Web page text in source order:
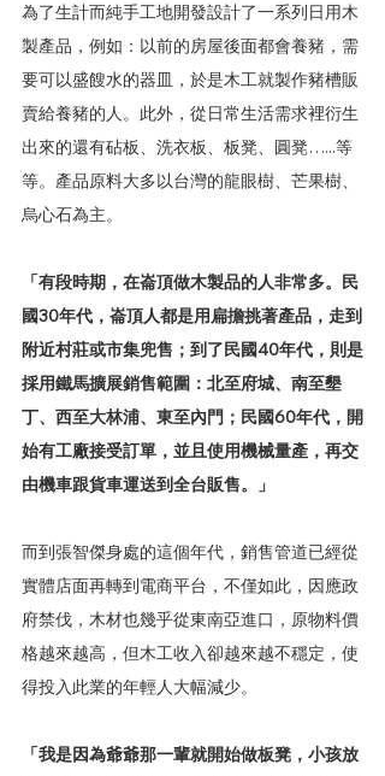
為了生計而純手工地開發設計了一系列日用木
製產品，例如：以前的房屋後面都會養豬，需
要可以盛餿水的器皿，於是木工就製作豬槽販
賣給養豬的人。此外，從日常生活需求裡衍生
出來的還有砧板、洗衣板、板凳、圓凳…...等
等。產品原料大多以台灣的龍眼樹、芒果樹、
烏心石為主。
「有段時期，在崙頂做木製品的人非常多。民
國30年代，崙頂人都是用扁擔挑著產品，走到
附近村莊或市集兜售；到了民國40年代，則是
採用鐵馬擴展銷售範圍：北至府城、南至墾
丁、西至大林浦、東至內門；民國60年代，開
始有工廠接受訂單，並且使用機械量產，再交
由機車跟貨車運送到全台販售。」
而到張智傑身處的這個年代，銷售管道已經從
實體店面再轉到電商平台，不僅如此，因應政
府禁伐，木材也幾乎從東南亞進口，原物料價
格越來越高，但木工收入卻越來越不穩定，使
得投入此業的年輕人大幅減少。
「我是因為爺爺那一輩就開始做板凳，小孩放